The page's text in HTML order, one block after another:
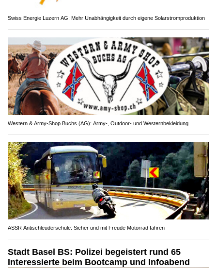
Swiss Energie Luzern AG: Mehr Unabhängigkeit durch eigene Solarstromproduktion
Western & Army-Shop Buchs (AG): Army-, Outdoor- und Westernbekleidung
ASSR Antischleuderschule: Sicher und mit Freude Motorrad fahren
Stadt Basel BS: Polizei begeistert rund 65
Interessierte beim Bootcamp und Infoabend